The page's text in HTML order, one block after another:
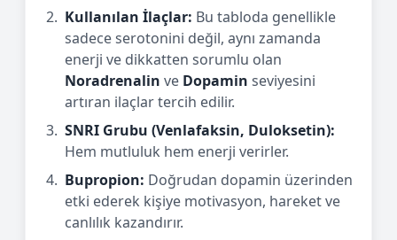
Kullanılan İlaçlar: Bu tabloda genellikle
sadece serotonini değil, aynı zamanda
enerji ve dikkatten sorumlu olan
Noradrenalin ve Dopamin seviyesini
artıran ilaçlar tercih edilir.
SNRI Grubu (Venlafaksin, Duloksetin):
Hem mutluluk hem enerji verirler.
Bupropion: Doğrudan dopamin üzerinden
etki ederek kişiye motivasyon, hareket ve
canlılık kazandırır.